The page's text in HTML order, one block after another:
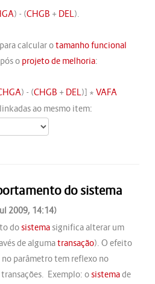
) - (CHGB + DEL).
calcular otamanho funcional
o projeto de melhoria:
) - (CHGB + DEL)] * VAFA
ao mesmo item:
do sistema
2009, 14:14)
dosistemasignifica alterar um
de algumatransação). O efeito
parâmetro tem reflexo no
Exemplo: osistemade